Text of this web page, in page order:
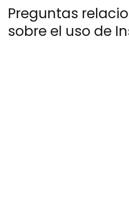
Preguntas
sobre el uso de